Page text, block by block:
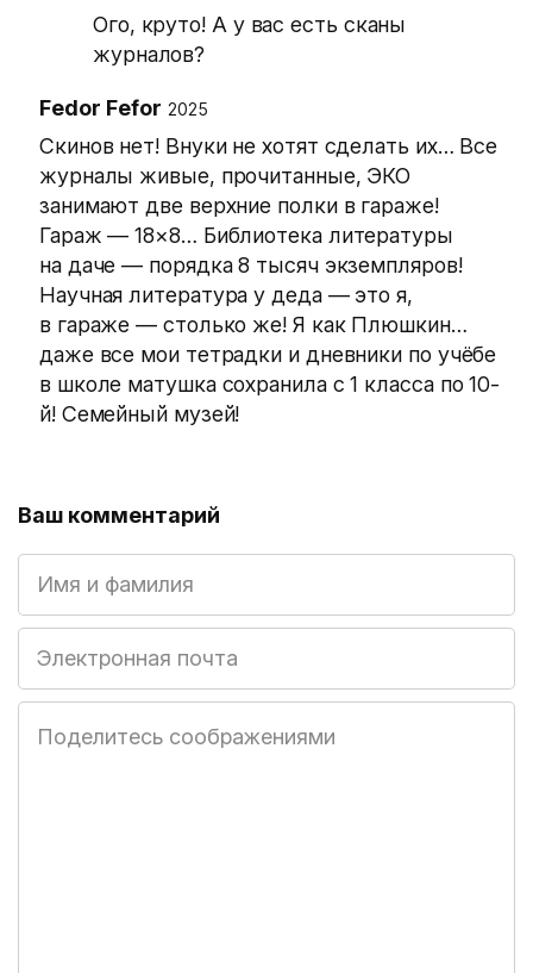
Ого, круто! А у вас есть сканы
журналов?
Fedor Fefor 2025
Скинов нет! Внуки не хотят сделать их… Все
журналы живые, прочитанные, ЭКО
занимают две верхние полки в гараже!
Гараж — 18×8… Библиотека литературы
на даче — порядка 8 тысяч экземпляров!
Научная литература у деда — это я,
в гараже — столько же! Я как Плюшкин…
даже все мои тетрадки и дневники по учёбе
в школе матушка сохранила с 1 класса по 10-
й! Семейный музей!
Ваш комментарий